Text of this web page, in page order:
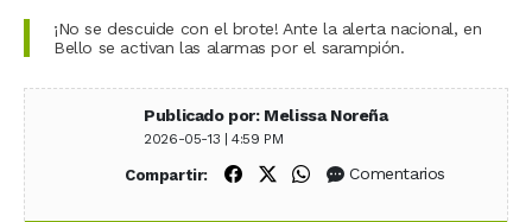
¡No se descuide con el brote! Ante la alerta nacional, en
Bello se activan las alarmas por el sarampión.
Publicado por: Melissa Noreña
2026-05-13 | 4:59 PM
Compartir: Compartir en Facebook
Compartir en X (Twitter)
Compartir en WhatsApp
Comentarios